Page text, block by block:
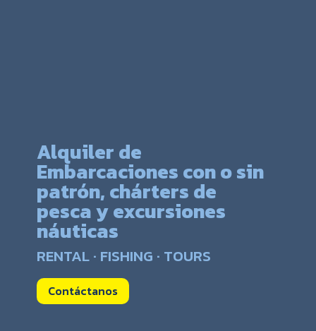
Alquiler de
Embarcaciones con o sin
patrón, chárters de
pesca y excursiones
náuticas
RENTAL · FISHING · TOURS
Contáctanos